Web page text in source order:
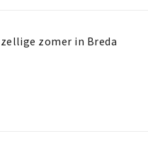
zomer in Breda